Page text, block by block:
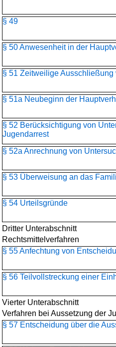
§ 49
§ 50 Anwesenheit in der
§ 51 Zeitweilige Ausschließung
§ 51a Neubeginn der
§ 52 Berücksichtigung von
Jugendarrest
§ 52a Anrechnung von
§ 53 Überweisung an das
§ 54 Urteilsgründe
Dritter Unterabschnitt
Rechtsmittelverfahren
§ 55 Anfechtung von
§ 56 Teilvollstreckung einer
Vierter Unterabschnitt
Verfahren bei Aussetzung der
§ 57 Entscheidung über die